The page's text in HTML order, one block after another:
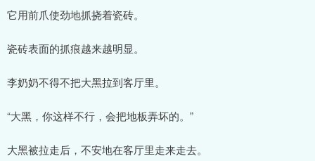
它用前爪使劲地抓挠着瓷砖。
瓷砖表面的抓痕越来越明显。
李奶奶不得不把大黑拉到客厅里。
“大黑，你这样不行，会把地板弄坏的。”
大黑被拉走后，不安地在客厅里走来走去。